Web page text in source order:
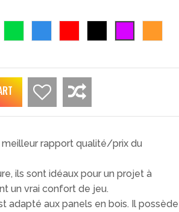
rapport qualité/prix du
ils sont idéaux pour un projet à
un vrai confort de jeu.
adapté aux panels en bois. Il possède